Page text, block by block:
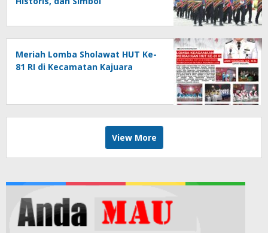
Meriah Lomba Sholawat HUT Ke-
81 RI di Kecamatan Kajuara
View More